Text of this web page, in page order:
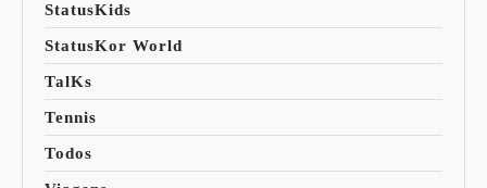
StatusKids
StatusKor World
TalKs
Tennis
Todos